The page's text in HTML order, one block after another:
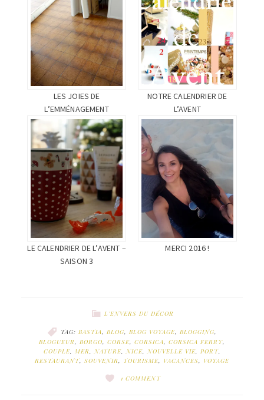
LES JOIES DE
L’EMMÉNAGEMENT
NOTRE CALENDRIER DE
L’AVENT
LE CALENDRIER DE L’AVENT –
SAISON 3
MERCI 2016 !
L'ENVERS DU DÉCOR
TAG: BASTIA, BLOG, BLOG VOYAGE, BLOGGING,
BLOGUEUR, BORGO, CORSE, CORSICA, CORSICA FERRY,
COUPLE, MER,NATURE,NICE,NOUVELLE VIE, PORT,
RESTAURANT, SOUVENIR, TOURISME, VACANCES, VOYAGE
1 COMMENT